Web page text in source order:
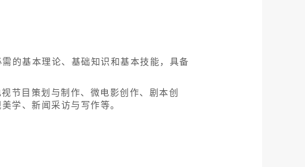
的基本理论、基础知识和基本技能，具备
节目策划与制作、微电影创作、剧本创
学、新闻采访与写作等。